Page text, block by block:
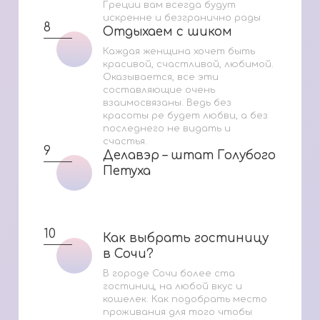
Греции вам всегда будут
искренне и безгранично рады
8 Отдыхаем с шиком
Отдыхаем с шиком
Каждая женщина хочет быть
красивой, счастливой, любимой.
Оказывается, все эти
составляющие очень
взаимосвязаны. Ведь без
красоты ре будет любви, а без
последнего не видать и
счастья.
9
Делавэр – штат Голубого
Петуха
Делавэр – штат Голубого
Петуха
10
Как выбрать гостиницу
в Сочи?
Как выбрать гостиницу
в Сочи?
В городе Сочи более ста
гостиниц, на любой вкус и
кошелек. Как подобрать место
проживания для того чтобы